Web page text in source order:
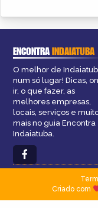
ENCONTRAINDAIATUBA
O melhor de
num só lugar! Dicas,
ir, o que fazer, as
melhores empresas,
locais, serviços e
mais no guia Encontra
Indaiatuba.
Criado com